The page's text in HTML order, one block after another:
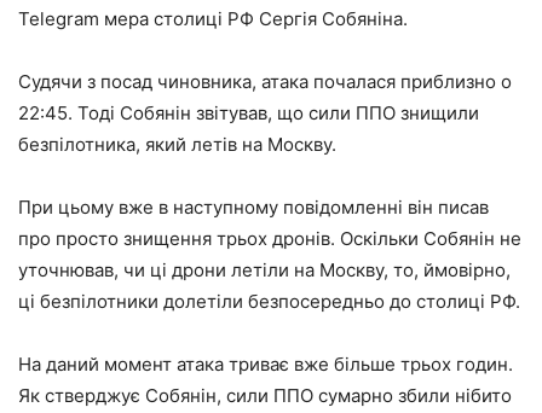
Telegram мера столиці РФ Сергія Собяніна.
Судячи з посад чиновника, атака почалася приблизно о
22:45. Тоді Собянін звітував, що сили ППО знищили
безпілотника, який летів на Москву.
При цьому вже в наступному повідомленні він писав
про просто знищення трьох дронів. Оскільки Собянін не
уточнював, чи ці дрони летіли на Москву, то, ймовірно,
ці безпілотники долетіли безпосередньо до столиці РФ.
На даний момент атака триває вже більше трьох годин.
Як стверджує Собянін, сили ППО сумарно збили нібито